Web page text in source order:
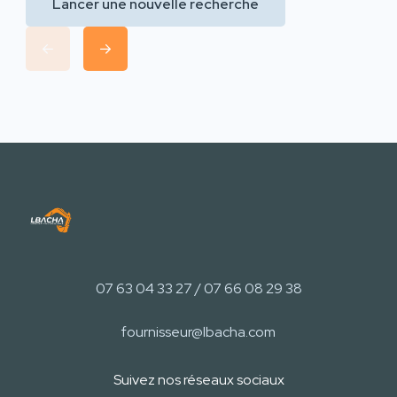
Lancer une nouvelle recherche
07 63 04 33 27 / 07 66 08 29 38
fournisseur@lbacha.com
Suivez nos réseaux sociaux​